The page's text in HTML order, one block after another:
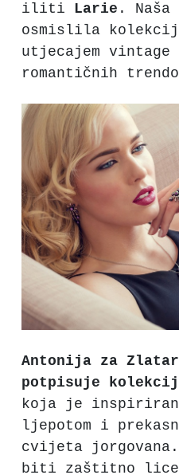
iliti Larie .
osmislila
utjecajem vintage
romantičnih
Antonija za
potpisuje
koja je
ljepotom i
cvijeta
biti zaštitno lice